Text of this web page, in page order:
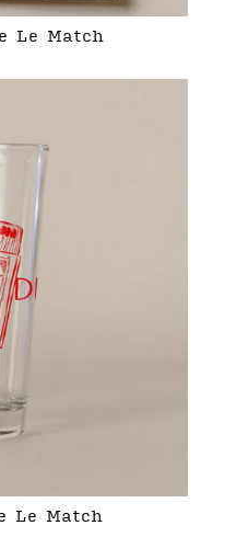
Le Match
Le Match